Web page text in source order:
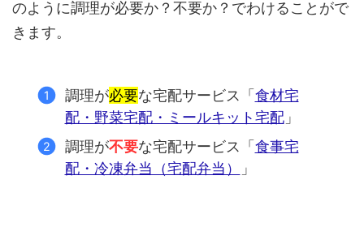
のように調理が必要か？不要か？でわけることがで
きます。
調理が必要な宅配サービス「食材宅
配・野菜宅配・ミールキット宅配」
調理が不要な宅配サービス「食事宅
配・冷凍弁当（宅配弁当）
」